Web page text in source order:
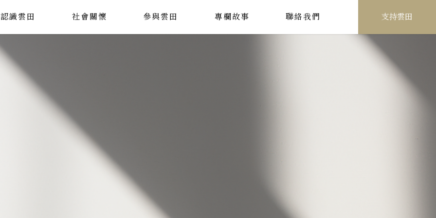
認識雲田 社會關懷 參與雲田 專欄故事 聯絡我們 支持雲田